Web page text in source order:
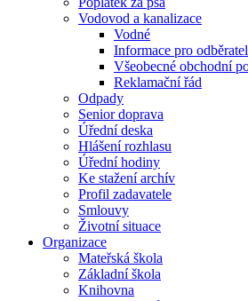
Vodovod a kanalizace
Vodné
Informace pro
Všeobecné obchodní
Reklamační řád
Odpady
Senior doprava
Úřední deska
Hlášení rozhlasu
Úřední hodiny
Ke stažení archív
Profil zadavatele
Smlouvy
Životní situace
Organizace
Mateřská škola
Základní škola
Knihovna